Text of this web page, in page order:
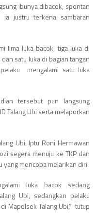
ibunya dibacok, spontan
ia justru terkena sambaran
lima luka bacok, tiga luka di
satu luka di bagian tangan
mengalami satu luka
tersebut pun langsung
Talang Ubi serta melaporkan
Ubi, Iptu Roni Hermawan
segera menuju ke TKP dan
mencoba melarikan diri.
luka bacok sedang
Ubi, sedangkan pelaku
Mapolsek Talang Ubi,” tutup